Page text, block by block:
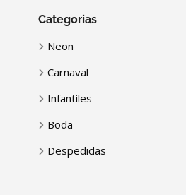
Categorias
Neon
Carnaval
Infantiles
Boda
Despedidas